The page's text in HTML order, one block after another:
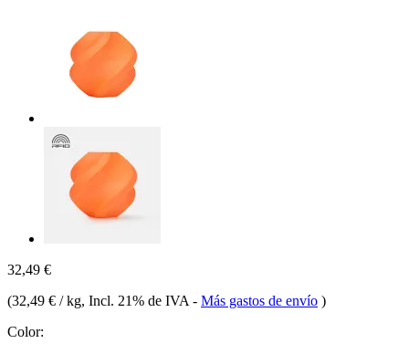
32,49 €
(32,49 € / kg, Incl. 21% de IVA - Más gastos de envío )
Color: